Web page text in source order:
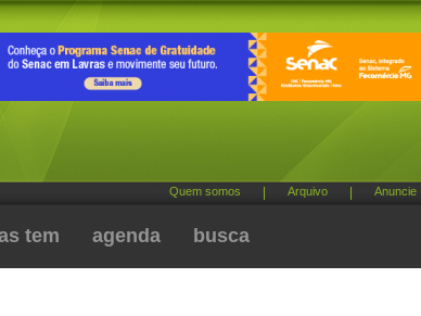
Quem somos Arquivo Anuncie
tem agenda busca